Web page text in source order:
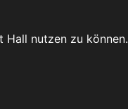
Hall nutzen zu können.